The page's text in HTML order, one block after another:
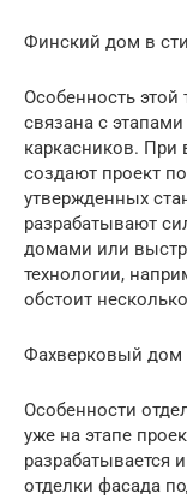
Финский дом в
Особенность этой
связана с
каркасников. При
создают проект
утвержденных
разрабатывают
домами или
технологии,
обстоит
Фахверковый дом
Особенности
уже на этапе
разрабатывается
отделки фасада